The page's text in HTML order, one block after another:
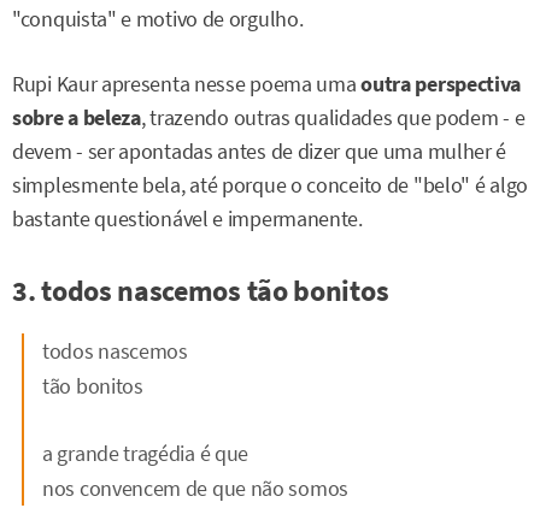
"conquista" e motivo de orgulho.
Rupi Kaur apresenta nesse poema umaoutra perspectiva
sobre a beleza, trazendo outras qualidades que podem - e
devem - ser apontadas antes de dizer que uma mulher é
simplesmente bela, até porque o conceito de "belo" é algo
bastante questionável e impermanente.
3. todos nascemos tão bonitos
todos nascemos
tão bonitos
a grande tragédia é que
nos convencem de que não somos